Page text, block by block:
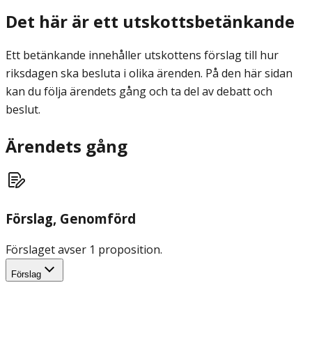
Det här är ett utskottsbetänkande
Ett betänkande innehåller utskottens förslag till hur
riksdagen ska besluta i olika ärenden. På den här sidan
kan du följa ärendets gång och ta del av debatt och
beslut.
Ärendets gång
Förslag, Genomförd
Förslaget avser 1 proposition.
Förslag